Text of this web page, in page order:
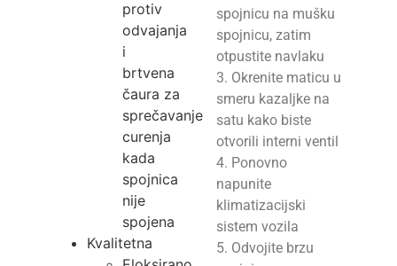
protiv
odvajanja
i
brtvena
čaura za
sprečavanje
curenja
kada
spojnica
nije
spojena
Kvalitetna
spojnicu na mušku
spojnicu, zatim
otpustite navlaku
3. Okrenite maticu u
smeru kazaljke na
satu kako biste
otvorili interni ventil
4. Ponovno
napunite
klimatizacijski
sistem vozila
5. Odvojite brzu